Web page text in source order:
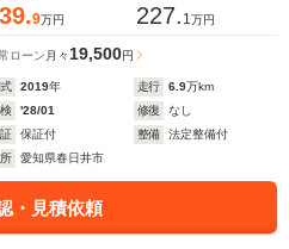
9万円 227. 1 万円
ローン 月々 19,500円
2019年 走行 6.9万km
'28/01 修復
なし
保証付 整備
法定整備付
愛知県春日井市
・見積依頼